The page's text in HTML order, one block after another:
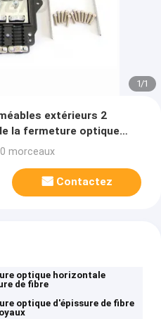
1/1
extérieurs 2
la fermeture optique
morceaux
Contactez
optique horizontale
de fibre
optique d'épissure de fibre